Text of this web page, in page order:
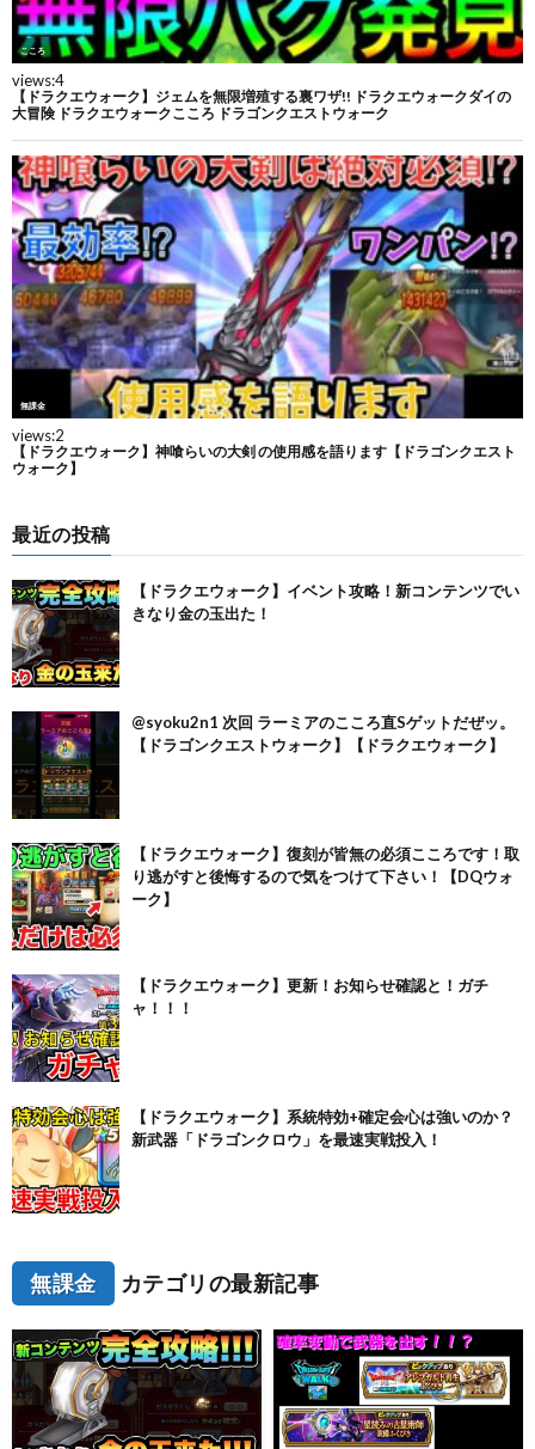
最近の投稿
【ドラクエウォーク】イベント攻略！新コンテンツでい
きなり金の玉出た！
@syoku2n1 次回 ラーミアのこころ直Sゲットだぜッ。
【ドラゴンクエストウォーク】【ドラクエウォーク】
【ドラクエウォーク】復刻が皆無の必須こころです！取
り逃がすと後悔するので気をつけて下さい！【DQウォ
ーク】
【ドラクエウォーク】更新！お知らせ確認と！ガチ
ャ！！！
【ドラクエウォーク】系統特効+確定会心は強いのか？
新武器「ドラゴンクロウ」を最速実戦投入！
無課金 カテゴリの最新記事